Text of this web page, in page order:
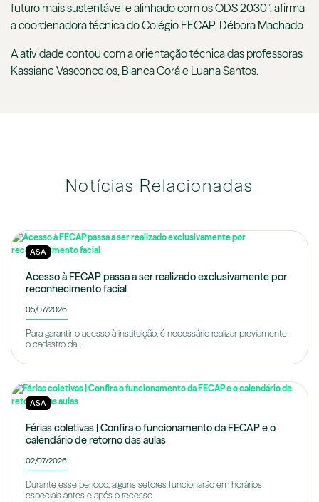
futuro mais sustentável e alinhado com os ODS 2030”, afirma
a coordenadora técnica do Colégio FECAP, Débora Machado.
A atividade contou com a orientação técnica das professoras
Kassiane Vasconcelos, Bianca Corá e Luana Santos.
Notícias Relacionadas
ASA
Acesso à FECAP passa a ser realizado exclusivamente por
reconhecimento facial
05/07/2026
Para garantir o acesso à instituição, é necessário realizar previamente
o cadastro da...
ASA
Férias coletivas | Confira o funcionamento da FECAP e o
calendário de retorno das aulas
02/07/2026
Durante esse período, alguns setores funcionarão em horários
especiais antes e após o recesso.